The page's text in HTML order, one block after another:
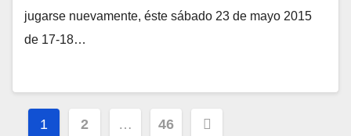
jugarse nuevamente, éste sábado 23 de mayo 2015
de 17-18…
Navegación
1 2 … 46